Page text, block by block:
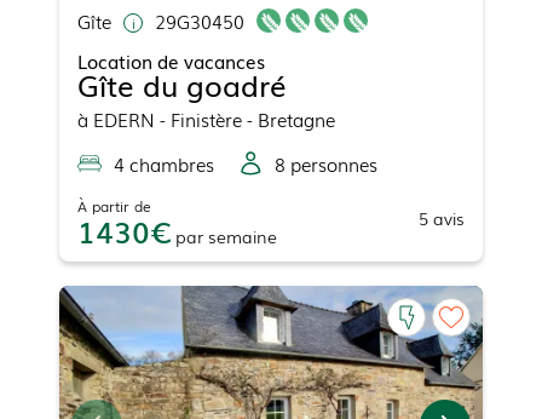
Gîte
29G30450
Location de vacances
Gîte du goadré
à EDERN - Finistère - Bretagne
4chambres 8 personnes
À partir de
1430 par semaine
5 avis